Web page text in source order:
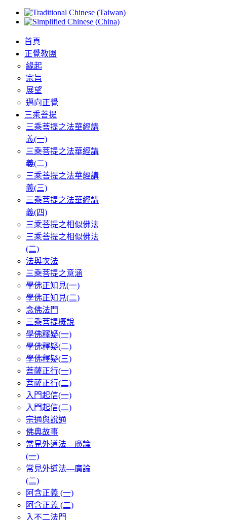
首頁
正覺教團
緣起
宗旨
展望
邁向正覺
三乘菩提
三乘菩提之法華經講
義(一)
三乘菩提之法華經講
義(二)
三乘菩提之法華經講
義(三)
三乘菩提之法華經講
義(四)
三乘菩提之相似佛法
三乘菩提之相似佛法
(二)
法與次法
三乘菩提之意涵
學佛正知見(一)
學佛正知見(二)
念佛法門
三乘菩提概說
學佛釋疑(一)
學佛釋疑(二)
學佛釋疑(三)
菩薩正行(一)
菩薩正行(二)
入門起信(一)
入門起信(二)
宗通與說通
佛典故事
常見外道法—廣論
(一)
常見外道法—廣論
(二)
阿含正義 (一)
阿含正義 (二)
入不二法門